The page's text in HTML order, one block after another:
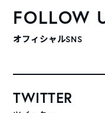
FOLLOW
オフィシャルSNS
TWITTER